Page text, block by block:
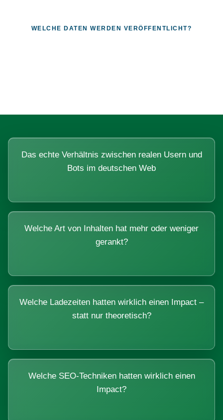
WELCHE DATEN WERDEN VERÖFFENTLICHT?
Das echte Verhältnis zwischen realen Usern und
Bots im deutschen Web
Welche Art von Inhalten hat mehr oder weniger
gerankt?
Welche Ladezeiten hatten wirklich einen Impact –
statt nur theoretisch?
Welche SEO-Techniken hatten wirklich einen
Impact?